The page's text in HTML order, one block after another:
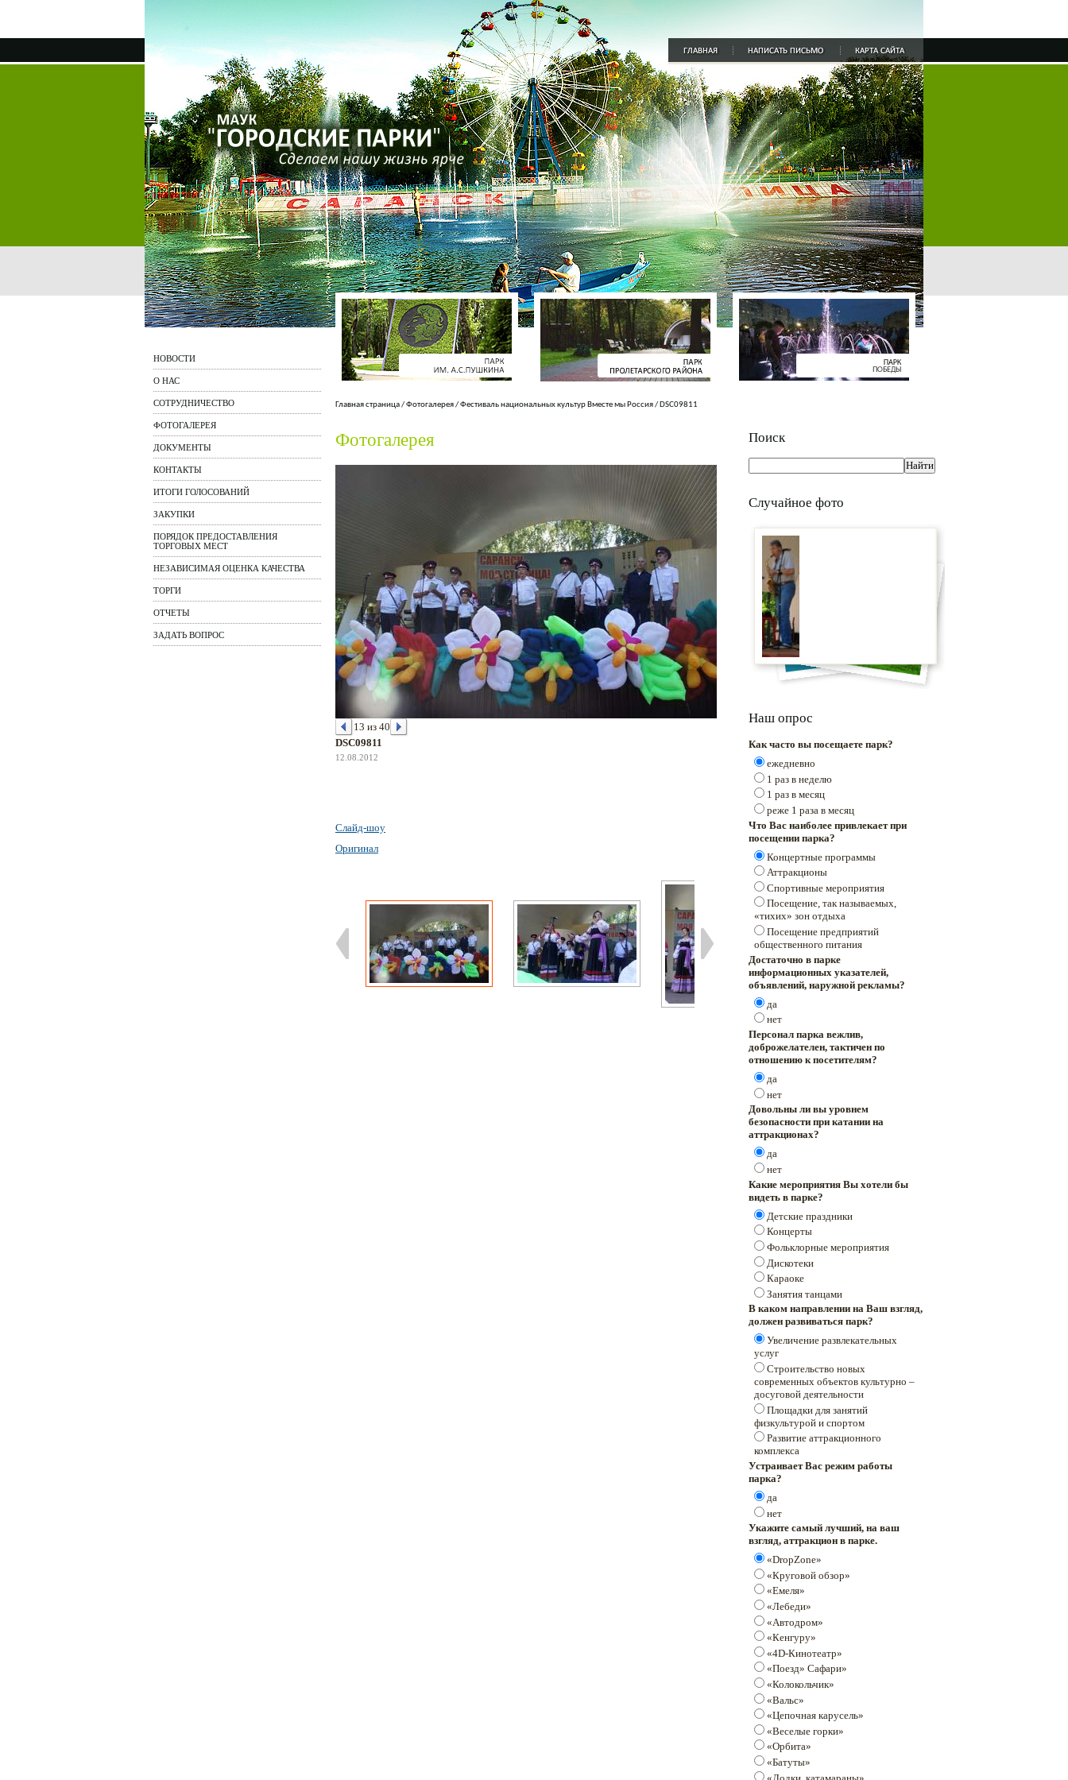
НОВОСТИ
О НАС
СОТРУДНИЧЕСТВО
ФОТОГАЛЕРЕЯ
ДОКУМЕНТЫ
КОНТАКТЫ
ИТОГИ ГОЛОСОВАНИЙ
ЗАКУПКИ
ПОРЯДОК ПРЕДОСТАВЛЕНИЯ
ТОРГОВЫХ МЕСТ
НЕЗАВИСИМАЯ ОЦЕНКА КАЧЕСТВА
ТОРГИ
ОТЧЕТЫ
ЗАДАТЬ ВОПРОС
Главная страница/Фотогалерея/Фестиваль национальных культур Вместе мы Россия/ DSC09811
Фотогалерея
13 из 40
DSC09811
12.08.2012
Слайд-шоу
Оригинал
Поиск
Случайное фото
Наш опрос
Как часто вы посещаете парк?
ежедневно
1 раз в неделю
1 раз в месяц
реже 1 раза в месяц
Что Вас наиболее привлекает при
посещении парка?
Концертные программы
Аттракционы
Спортивные мероприятия
Посещение, так называемых,
«тихих» зон отдыха
Посещение предприятий
общественного питания
Достаточно в парке
информационных указателей,
объявлений, наружной рекламы?
да
нет
Персонал парка вежлив,
доброжелателен, тактичен по
отношению к посетителям?
да
нет
Довольны ли вы уровнем
безопасности при катании на
аттракционах?
да
нет
Какие мероприятия Вы хотели бы
видеть в парке?
Детские праздники
Концерты
Фольклорные мероприятия
Дискотеки
Караоке
Занятия танцами
В каком направлении на Ваш взгляд,
должен развиваться парк?
Увеличение развлекательных
услуг
Строительство новых
современных объектов культурно –
досуговой деятельности
Площадки для занятий
физкультурой и спортом
Развитие аттракционного
комплекса
Устраивает Вас режим работы
парка?
да
нет
Укажите самый лучший, на ваш
взгляд, аттракцион в парке.
«DropZone»
«Круговой обзор»
«Емеля»
«Лебеди»
«Автодром»
«Кенгуру»
«4D-Кинотеатр»
«Поезд» Сафари»
«Колокольчик»
«Вальс»
«Цепочная карусель»
«Веселые горки»
«Орбита»
«Батуты»